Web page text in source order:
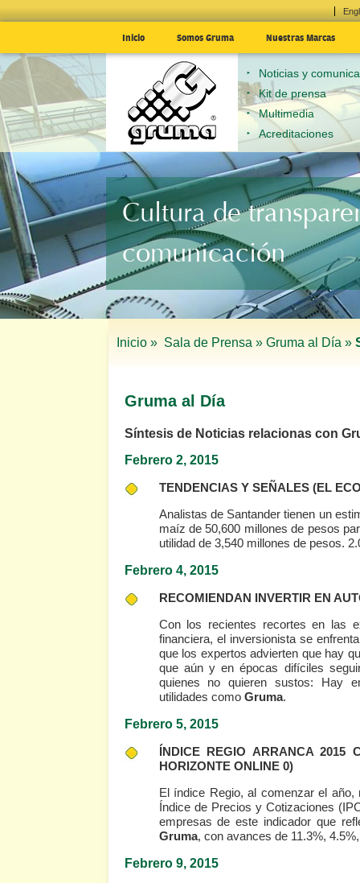
Inicio Somos Gruma Nuestras Marcas
Noticias y
Kit de prensa
Multimedia
Acreditaciones
Cultura de
comunicación
Inicio » Sala de Prensa » Gruma al Día »
Gruma al Día
Síntesis de Noticias relacionas con
Febrero 2, 2015
TENDENCIAS Y SEÑALES (EL
Analistas de Santander tienen un
maíz de 50,600 millones de pesos
utilidad de 3,540 millones de pesos.
Febrero 4, 2015
RECOMIENDAN INVERTIR EN
Con los recientes recortes en las
financiera, el inversionista se
que los expertos advierten que hay
que aún y en épocas difíciles
quienes no quieren sustos: Hay
utilidades como Gruma.
Febrero 5, 2015
ÍNDICE REGIO ARRANCA
HORIZONTE ONLINE 0)
El índice Regio, al comenzar el
Índice de Precios y Cotizaciones
empresas de este indicador que
Gruma, con avances de 11.3%,
Febrero 9, 2015